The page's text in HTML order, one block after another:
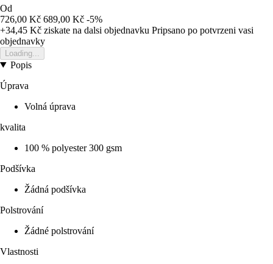
Od
726,00 Kč 689,00 Kč -5%
+34,45 Kč ziskate na dalsi objednavku Pripsano po potvrzeni vasi
objednavky
Loading...
Popis
Úprava
Volná úprava
kvalita
100 % polyester 300 gsm
Podšívka
Žádná podšívka
Polstrování
Žádné polstrování
Vlastnosti